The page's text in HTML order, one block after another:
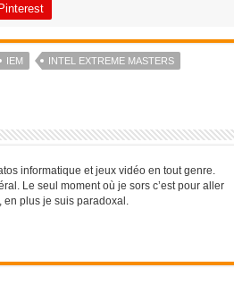
Pinterest
IEM
INTEL EXTREME MASTERS
informatique et jeux vidéo en tout genre.
Le seul moment où je sors c’est pour aller
plus je suis paradoxal.